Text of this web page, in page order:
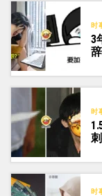
时
3
时
时